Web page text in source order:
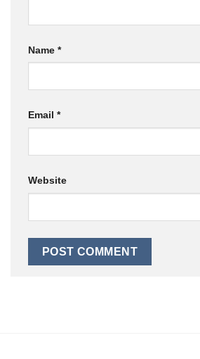
Name *
Email *
Website